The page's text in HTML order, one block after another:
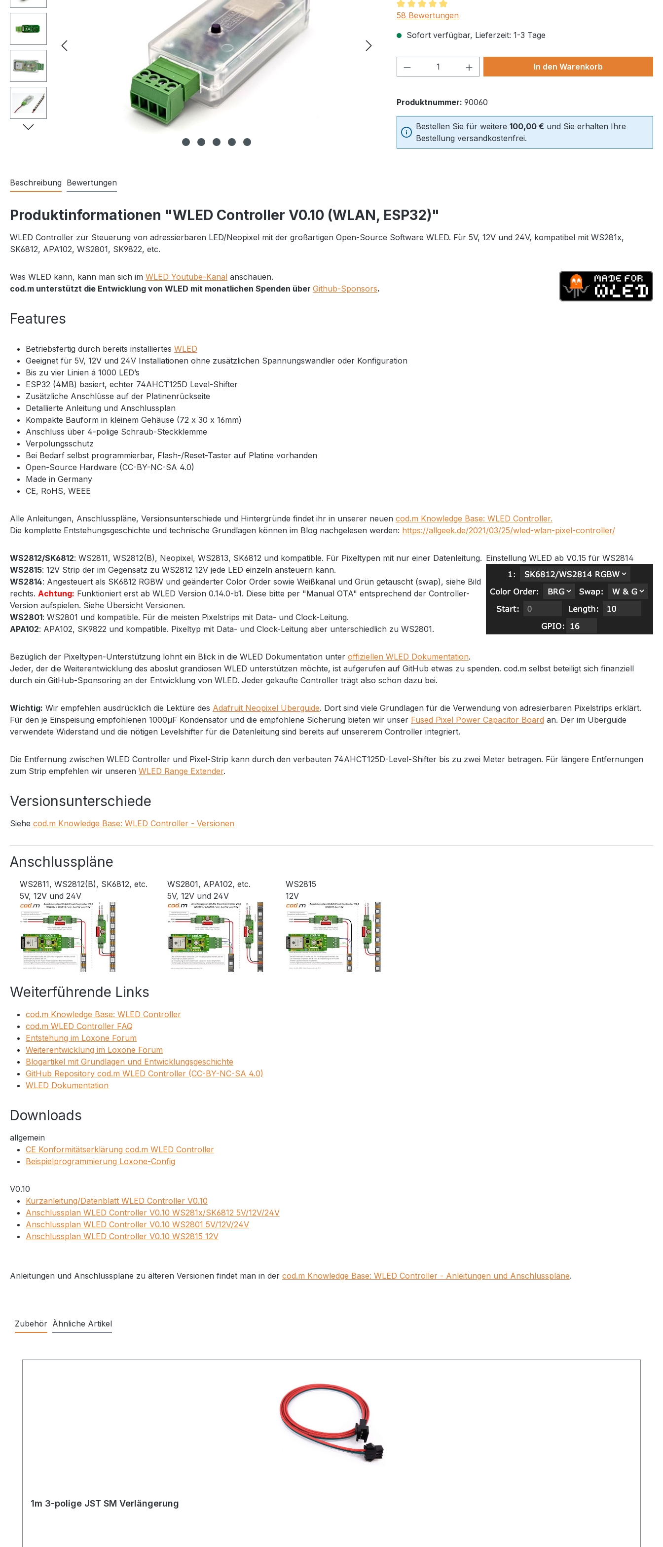
Durchschnittliche Bewertung von 4.95 von 5 Sternen
58 Bewertungen
Sofort verfügbar, Lieferzeit: 1-3 Tage
Produkt Anzahl: Gib den gewünschten Wert
In den Warenkorb
Produktnummer: 90060
Bestellen Sie für weitere 100,00 € und Sie erhalten Ihre
Bestellung versandkostenfrei.
Beschreibung Bewertungen
Produktinformationen "WLED Controller V0.10 (WLAN, ESP32)"
WLED Controller zur Steuerung von adressierbaren LED/Neopixel mit der großartigen Open-Source Software WLED. Für 5V, 12V und 24V, kompatibel mit WS281x,
SK6812, APA102, WS2801, SK9822, etc.
Was WLED kann, kann man sich im WLED Youtube-Kanal anschauen.
cod.m unterstützt die Entwicklung von WLED mit monatlichen Spenden über Github-Sponsors.
Features
Betriebsfertig durch bereits installiertes WLED
Geeignet für 5V, 12V und 24V Installationen ohne zusätzlichen Spannungswandler oder Konfiguration
Bis zu vier Linien á 1000 LED’s
ESP32 (4MB) basiert, echter 74AHCT125D Level-Shifter
Zusätzliche Anschlüsse auf der Platinenrückseite
Detallierte Anleitung und Anschlussplan
Kompakte Bauform in kleinem Gehäuse (72 x 30 x 16mm)
Anschluss über 4-polige Schraub-Steckklemme
Verpolungsschutz
Bei Bedarf selbst programmierbar, Flash-/Reset-Taster auf Platine vorhanden
Open-Source Hardware (CC-BY-NC-SA 4.0)
Made in Germany
CE, RoHS, WEEE
Alle Anleitungen, Anschlusspläne, Versionsunterschiede und Hintergründe findet ihr in unserer neuen cod.m Knowledge Base: WLED Controller.
Die komplette Entstehungsgeschichte und technische Grundlagen können im Blog nachgelesen werden: https://allgeek.de/2021/03/25/wled-wlan-pixel-controller/
Einstellung WLED ab V0.15 für WS2814
WS2812/SK6812: WS2811, WS2812(B), Neopixel, WS2813, SK6812 und kompatible. Für Pixeltypen mit nur einer Datenleitung.
WS2815: 12V Strip der im Gegensatz zu WS2812 12V jede LED einzeln ansteuern kann.
WS2814: Angesteuert als SK6812 RGBW und geänderter Color Order sowie Weißkanal und Grün getauscht (swap), siehe Bild
rechts. Achtung: Funktioniert erst ab WLED Version 0.14.0-b1. Diese bitte per "Manual OTA" entsprechend der Controller-
Version aufspielen. Siehe Übersicht Versionen.
WS2801: WS2801 und kompatible. Für die meisten Pixelstrips mit Data- und Clock-Leitung.
APA102: APA102, SK9822 und kompatible. Pixeltyp mit Data- und Clock-Leitung aber unterschiedlich zu WS2801.
Bezüglich der Pixeltypen-Unterstützung lohnt ein Blick in die WLED Dokumentation unter offiziellen WLED Dokumentation.
Jeder, der die Weiterentwicklung des aboslut grandiosen WLED unterstützen möchte, ist aufgerufen auf GitHub etwas zu spenden. cod.m selbst beteiligt sich finanziell
durch ein GitHub-Sponsoring an der Entwicklung von WLED. Jeder gekaufte Controller trägt also schon dazu bei.
Wichtig: Wir empfehlen ausdrücklich die Lektüre des Adafruit Neopixel Uberguide. Dort sind viele Grundlagen für die Verwendung von adresierbaren Pixelstrips erklärt.
Für den je Einspeisung empfohlenen 1000µF Kondensator und die empfohlene Sicherung bieten wir unser Fused Pixel Power Capacitor Board an. Der im Uberguide
verwendete Widerstand und die nötigen Levelshifter für die Datenleitung sind bereits auf unsererem Controller integriert.
Die Entfernung zwischen WLED Controller und Pixel-Strip kann durch den verbauten 74AHCT125D-Level-Shifter bis zu zwei Meter betragen. Für längere Entfernungen
zum Strip empfehlen wir unseren WLED Range Extender.
Versionsunterschiede
Siehe cod.m Knowledge Base: WLED Controller - Versionen
Anschlusspläne
WS2811, WS2812(B), SK6812, etc.
5V, 12V und 24V
WS2801, APA102, etc.
5V, 12V und 24V
WS2815
12V
Weiterführende Links
cod.m Knowledge Base: WLED Controller
cod.m WLED Controller FAQ
Entstehung im Loxone Forum
Weiterentwicklung im Loxone Forum
Blogartikel mit Grundlagen und Entwicklungsgeschichte
GitHub Repository cod.m WLED Controller (CC-BY-NC-SA 4.0)
WLED Dokumentation
Downloads
allgemein
CE Konformitätserklärung cod.m WLED Controller
Beispielprogrammierung Loxone-Config
V0.10
Kurzanleitung/Datenblatt WLED Controller V0.10
Anschlussplan WLED Controller V0.10 WS281x/SK6812 5V/12V/24V
Anschlussplan WLED Controller V0.10 WS2801 5V/12V/24V
Anschlussplan WLED Controller V0.10 WS2815 12V
Anleitungen und Anschlusspläne zu älteren Versionen findet man in der cod.m Knowledge Base: WLED Controller - Anleitungen und Anschlusspläne.
Zubehör Ähnliche Artikel
1m 3-polige JST SM Verlängerung